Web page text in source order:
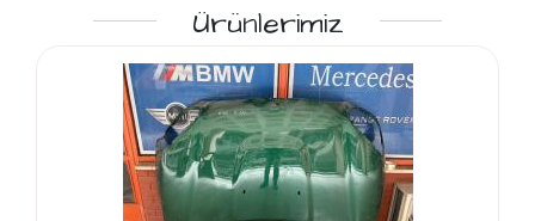
Ürünlerimiz